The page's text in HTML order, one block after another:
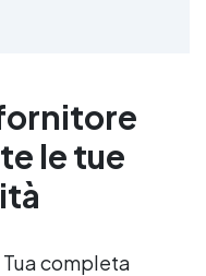
le tue
Tua completa